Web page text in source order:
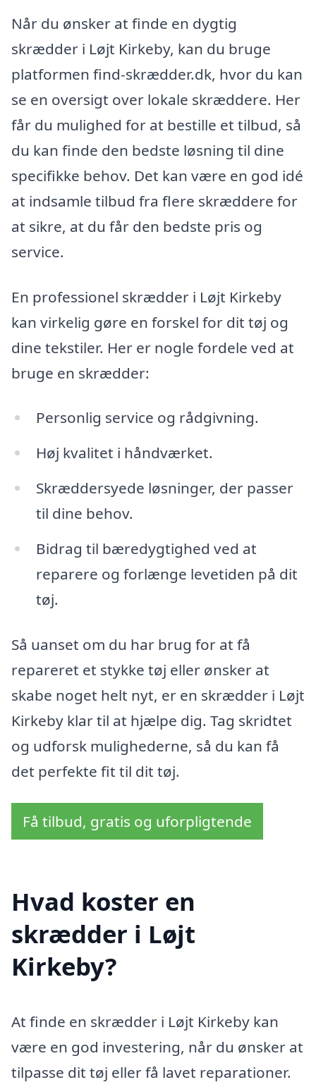
Når du ønsker at finde en dygtig
skrædder i Løjt Kirkeby, kan du bruge
platformen find-skrædder.dk, hvor du kan
se en oversigt over lokale skræddere. Her
får du mulighed for at bestille et tilbud, så
du kan finde den bedste løsning til dine
specifikke behov. Det kan være en god idé
at indsamle tilbud fra flere skræddere for
at sikre, at du får den bedste pris og
service.
En professionel skrædder i Løjt Kirkeby
kan virkelig gøre en forskel for dit tøj og
dine tekstiler. Her er nogle fordele ved at
bruge en skrædder:
Personlig service og rådgivning.
Høj kvalitet i håndværket.
Skræddersyede løsninger, der passer
til dine behov.
Bidrag til bæredygtighed ved at
reparere og forlænge levetiden på dit
tøj.
Så uanset om du har brug for at få
repareret et stykke tøj eller ønsker at
skabe noget helt nyt, er en skrædder i Løjt
Kirkeby klar til at hjælpe dig. Tag skridtet
og udforsk mulighederne, så du kan få
det perfekte fit til dit tøj.
Få tilbud, gratis og uforpligtende
Hvad koster en
skrædder i Løjt
Kirkeby?
At finde en skrædder i Løjt Kirkeby kan
være en god investering, når du ønsker at
tilpasse dit tøj eller få lavet reparationer.